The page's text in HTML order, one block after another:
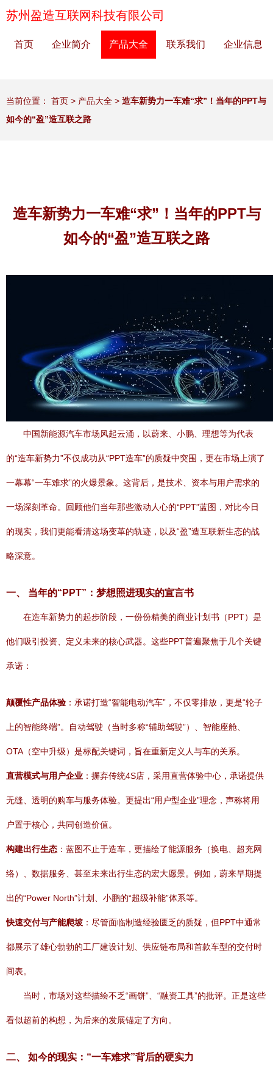
苏州盈造互联网科技有限公司
首页 企业简介 产品大全 联系我们 企业信息
当前位置： 首页 > 产品大全 > 造车新势力一车难“求”！当年的PPT与
如今的“盈”造互联之路
造车新势力一车难“求”！当年的PPT与
如今的“盈”造互联之路
中国新能源汽车市场风起云涌，以蔚来、小鹏、理想等为代表
的“造车新势力”不仅成功从“PPT造车”的质疑中突围，更在市场上演了
一幕幕“一车难求”的火爆景象。这背后，是技术、资本与用户需求的
一场深刻革命。回顾他们当年那些激动人心的“PPT”蓝图，对比今日
的现实，我们更能看清这场变革的轨迹，以及“盈”造互联新生态的战
略深意。
一、 当年的“PPT”：梦想照进现实的宣言书
在造车新势力的起步阶段，一份份精美的商业计划书（PPT）是
他们吸引投资、定义未来的核心武器。这些PPT普遍聚焦于几个关键
承诺：
颠覆性产品体验 ：承诺打造“智能电动汽车”，不仅零排放，更是“轮子
上的智能终端”。自动驾驶（当时多称“辅助驾驶”）、智能座舱、
OTA（空中升级）是标配关键词，旨在重新定义人与车的关系。
直营模式与用户企业 ：摒弃传统4S店，采用直营体验中心，承诺提供
无缝、透明的购车与服务体验。更提出“用户型企业”理念，声称将用
户置于核心，共同创造价值。
构建出行生态 ：蓝图不止于造车，更描绘了能源服务（换电、超充网
络）、数据服务、甚至未来出行生态的宏大愿景。例如，蔚来早期提
出的“Power North”计划、小鹏的“超级补能”体系等。
快速交付与产能爬坡 ：尽管面临制造经验匮乏的质疑，但PPT中通常
都展示了雄心勃勃的工厂建设计划、供应链布局和首款车型的交付时
间表。
当时，市场对这些描绘不乏“画饼”、“融资工具”的批评。正是这些
看似超前的构想，为后来的发展锚定了方向。
二、 如今的现实：“一车难求”背后的硬实力